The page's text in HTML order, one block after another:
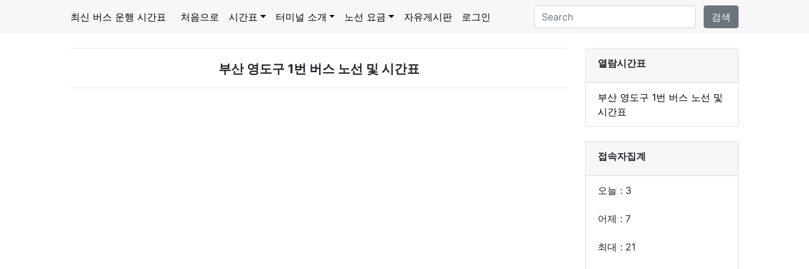
최신 버스 운행 시간표 처음으로 시간표 터미널 소개 노선 요금 자유게시판 로그인 검색
부산 영도구 1번 버스 노선 및 시간표 열람시간표
부산 영도구 1번 버스 노선 및
시간표
접속자집계
오늘 : 3
어제 : 7
최대 : 21